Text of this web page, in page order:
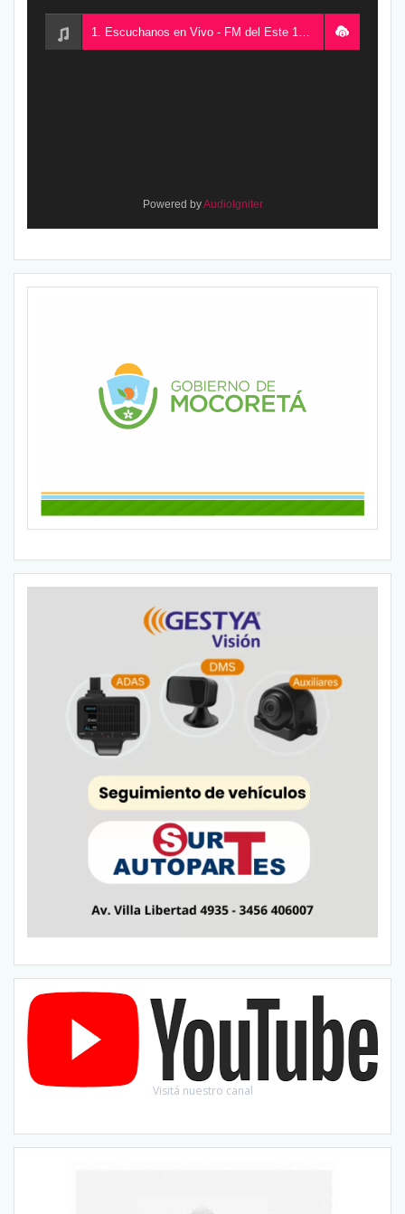
Powered byAudioIgniter
Visitá nuestro canal